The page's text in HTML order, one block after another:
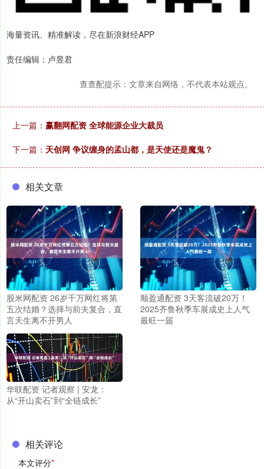
海量资讯、精准解读，尽在新浪财经APP
责任编辑：卢昱君
查查配提示：文章来自网络，不代表本站观点。
上一篇： 赢翻网配资 全球能源企业大裁员
下一篇： 天创网 争议缠身的孟山都，是天使还是魔鬼？
相关文章
股米网配资 26岁千万网红将第
五次结婚？选择与前夫复合，直
言天生离不开男人
顺盈通配资 3天客流破20万！
2025齐鲁秋季车展成史上人气
最旺一届
华联配资 记者观察 | 安龙：
从“开山卖石”到“全链成长”
相关评论
本文评分*